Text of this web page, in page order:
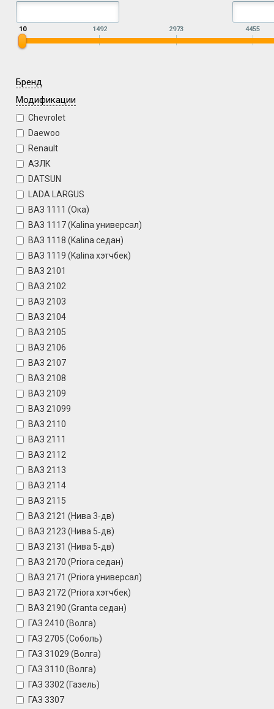
10 1492 2973 4455
Бренд
Модификации
Chevrolet
Daewoo
Renault
АЗЛК
DATSUN
LADA LARGUS
ВАЗ 1111 (Ока)
ВАЗ 1117 (Kalina универсал)
ВАЗ 1118 (Kalina седан)
ВАЗ 1119 (Kalina хэтчбек)
ВАЗ 2101
ВАЗ 2102
ВАЗ 2103
ВАЗ 2104
ВАЗ 2105
ВАЗ 2106
ВАЗ 2107
ВАЗ 2108
ВАЗ 2109
ВАЗ 21099
ВАЗ 2110
ВАЗ 2111
ВАЗ 2112
ВАЗ 2113
ВАЗ 2114
ВАЗ 2115
ВАЗ 2121 (Нива 3‑дв)
ВАЗ 2123 (Нива 5‑дв)
ВАЗ 2131 (Нива 5‑дв)
ВАЗ 2170 (Priora седан)
ВАЗ 2171 (Priora универсал)
ВАЗ 2172 (Priora хэтчбек)
ВАЗ 2190 (Granta седан)
ГАЗ 2410 (Волга)
ГАЗ 2705 (Соболь)
ГАЗ 31029 (Волга)
ГАЗ 3110 (Волга)
ГАЗ 3302 (Газель)
ГАЗ 3307